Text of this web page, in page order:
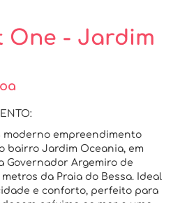
One - Jardim
moderno empreendimento
bairro Jardim Oceania, em
Governador Argemiro de
da Praia do Bessa. Ideal
e conforto, perfeito para